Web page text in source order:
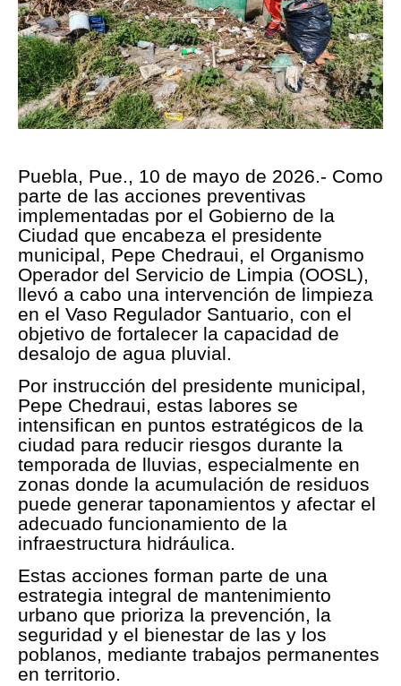
Puebla, Pue., 10 de mayo de 2026.- Como
parte de las acciones preventivas
implementadas por el Gobierno de la
Ciudad que encabeza el presidente
municipal, Pepe Chedraui, el Organismo
Operador del Servicio de Limpia (OOSL),
llevó a cabo una intervención de limpieza
en el Vaso Regulador Santuario, con el
objetivo de fortalecer la capacidad de
desalojo de agua pluvial.
Por instrucción del presidente municipal,
Pepe Chedraui, estas labores se
intensifican en puntos estratégicos de la
ciudad para reducir riesgos durante la
temporada de lluvias, especialmente en
zonas donde la acumulación de residuos
puede generar taponamientos y afectar el
adecuado funcionamiento de la
infraestructura hidráulica.
Estas acciones forman parte de una
estrategia integral de mantenimiento
urbano que prioriza la prevención, la
seguridad y el bienestar de las y los
poblanos, mediante trabajos permanentes
en territorio.